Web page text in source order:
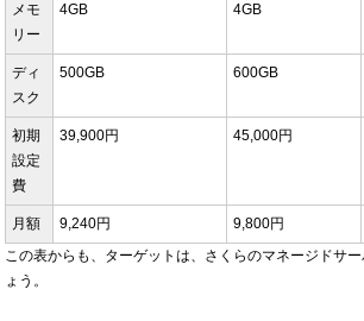
メモ
リー
4GB 4GB
ディ
スク
500GB 600GB
初期
設定
費
39,900円 45,000円
月額 9,240円 9,800円
この表からも、ターゲットは、さくらのマネージドサ
ょう。